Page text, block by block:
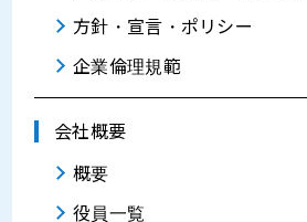
方針・宣言・ポリシー
企業倫理規範
会社概要
概要
役員一覧